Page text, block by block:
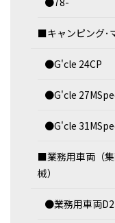
■キャンピング･
●G'cle 24CP
●G'cle
●G'cle
■業務用車両（
械）
●業務用車両